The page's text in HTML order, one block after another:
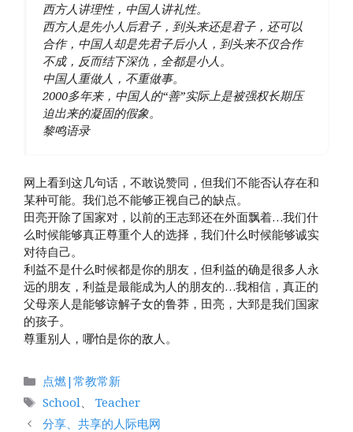
西方人讲理性，中国人讲礼性。
西方人是先小人后君子，到头来还是君子，还可以
合作，中国人却是先君子后小人，到头来不仅合作
不成，反而结下深仇，全都是小人。
中国人重做人，不重做事。
2000多年来，中国人的“善”实际上是被强权长期压
迫出来的凝固的假象。
黎鸣语录
网上看到这几句话，不敢说赞同，但我们不能否认存在和
某种可能。我们总不能够正视自己的缺点。
田亮开除了国家对，以前的王志郅还在外面飘着…我们什
么时候能够真正尊重个人的选择，我们什么时候能够诚实
对待自己。
利益不是什么时候都是你的朋友，但利益的确是很多人永
远的朋友，利益是最能成为人的朋友的…我相信，真正的
父母亲人是能够谅解子女的鲁莽，田亮，大郅是我们国家
的孩子。
尊重别人，哪怕是你的敌人。
分
类
点燃|常教常新
标
签
School
Teacher
分享、共享的人际电网